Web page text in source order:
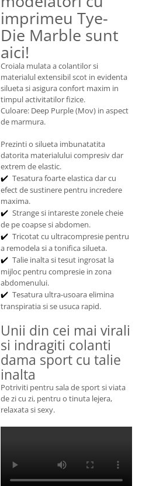
imprimeu Tye-
Die Marble sunt
aici!
Croiala mulata a colantilor si
materialul extensibil scot in evidenta
silueta si asigura confort maxim in
timpul activitatilor fizice.
Culoare: Deep Purple (Mov) in aspect
de marmura.
Prezinti o silueta imbunatatita
datorita materialului compresiv dar
extrem de elastic.
✔️ Tesatura foarte elastica dar cu
efect de sustinere pentru incredere
maxima.
✔️ Strange si intareste zonele cheie
de pe coapse si abdomen.
✔️ Tricotat cu ultracompresie pentru
a remodela si a tonifica silueta.
✔️ Talie inalta si tesut ingrosat la
mijloc pentru compresie in zona
abdomenului.
✔️ Tesatura ultra-usoara elimina
transpiratia si se usuca rapid.
Unii din cei mai virali
si indragiti colanti
dama sport cu talie
inalta
Potriviti pentru sala de sport si viata
de zi cu zi, pentru o tinuta lejera,
relaxata si sexy.